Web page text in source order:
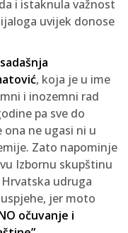
i istaknula važnost
uvijek donose
sadašnja
, koja je u ime
i inozemni rad
pa sve do
ona ne ugasi ni u
Zato napominje
Izbornu skupštinu
udruga
jer moto
očuvanje i